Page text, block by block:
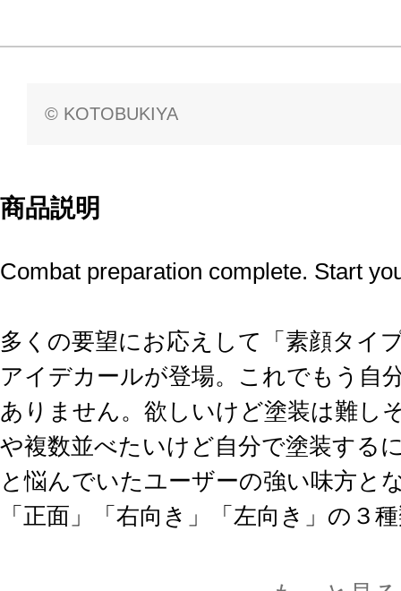
© KOTOBUKIYA
商品説明
Combat preparation complete. Start
多くの要望にお応えして「素顔タイ
アイデカールが登場。これでもう自
ありません。欲しいけど塗装は難し
や複数並べたいけど自分で塗装する
と悩んでいたユーザーの強い味方と
「正面」「右向き」「左向き」の３
用いただける上、失敗した時や複数